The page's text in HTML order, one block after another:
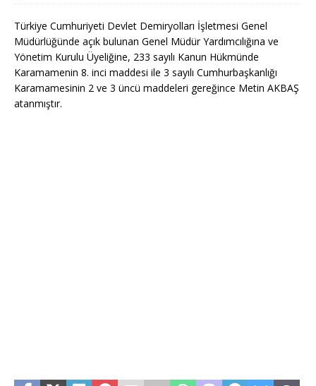
Türkiye Cumhuriyeti Devlet Demiryolları İşletmesi Genel
Müdürlüğünde açık bulunan Genel Müdür Yardımcılığına ve
Yönetim Kurulu Üyeliğine, 233 sayılı Kanun Hükmünde
Karamamenin 8. inci maddesi ile 3 sayılı Cumhurbaşkanlığı
Karamamesinin 2 ve 3 üncü maddeleri gereğince Metin AKBAŞ
atanmıştır.